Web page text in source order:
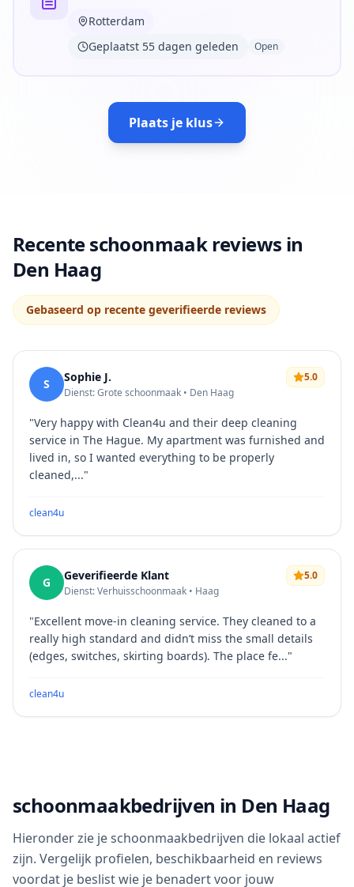
Rotterdam
Geplaatst 55 dagen geleden
Open
Plaats je klus
Recente schoonmaak reviews in
Den Haag
Gebaseerd op recente geverifieerde reviews
S Sophie J.
Dienst: Grote schoonmaak • Den Haag
5.0
"Very happy with Clean4u and their deep cleaning
service in The Hague. My apartment was furnished and
lived in, so I wanted everything to be properly
cleaned,..."
clean4u
G Geverifieerde Klant
Dienst: Verhuisschoonmaak • Haag
5.0
"Excellent move-in cleaning service. They cleaned to a
really high standard and didn’t miss the small details
(edges, switches, skirting boards). The place fe..."
clean4u
schoonmaakbedrijven in Den Haag
Hieronder zie je schoonmaakbedrijven die lokaal actief
zijn. Vergelijk profielen, beschikbaarheid en reviews
voordat je beslist wie je benadert voor jouw